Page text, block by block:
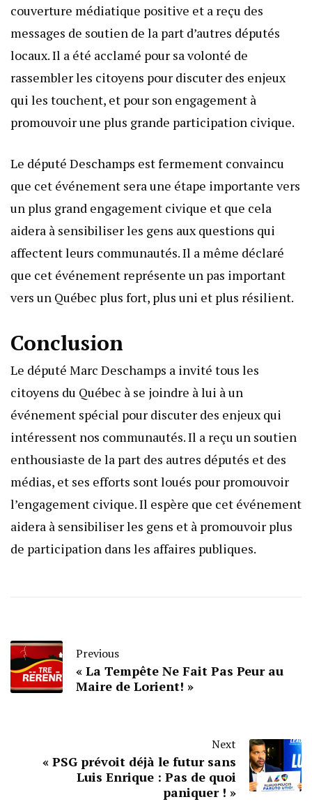
couverture médiatique positive et a reçu des
messages de soutien de la part d’autres députés
locaux. Il a été acclamé pour sa volonté de
rassembler les citoyens pour discuter des enjeux
qui les touchent, et pour son engagement à
promouvoir une plus grande participation civique.
Le député Deschamps est fermement convaincu
que cet événement sera une étape importante vers
un plus grand engagement civique et que cela
aidera à sensibiliser les gens aux questions qui
affectent leurs communautés. Il a même déclaré
que cet événement représente un pas important
vers un Québec plus fort, plus uni et plus résilient.
Conclusion
Le député Marc Deschamps a invité tous les
citoyens du Québec à se joindre à lui à un
événement spécial pour discuter des enjeux qui
intéressent nos communautés. Il a reçu un soutien
enthousiaste de la part des autres députés et des
médias, et ses efforts sont loués pour promouvoir
l’engagement civique. Il espère que cet événement
aidera à sensibiliser les gens et à promouvoir plus
de participation dans les affaires publiques.
Previous
« La Tempête Ne Fait Pas Peur au
Maire de Lorient! »
Next
« PSG prévoit déjà le futur sans
Luis Enrique : Pas de quoi
paniquer ! »